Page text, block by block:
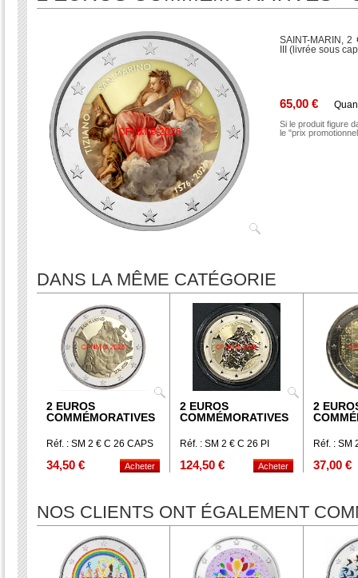
SAINT-MARIN, 2
III (livrée sous
65,00 €
Si le produit figure
le "prix
DANS LA MÊME CATÉGORIE
2 EUROS
COMMÉMORATIVES
Réf. : SM 2 € C 26 CAPS
34,50 €
2 EUROS
COMMÉMORATIVES
Réf. : SM 2 € C 26 PI
124,50 €
2
Réf. : SM
37,00 €
NOS CLIENTS ONT ÉGALEMENT